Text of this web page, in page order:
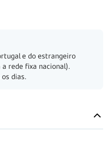
e do estrangeiro
rede fixa nacional).
dias.